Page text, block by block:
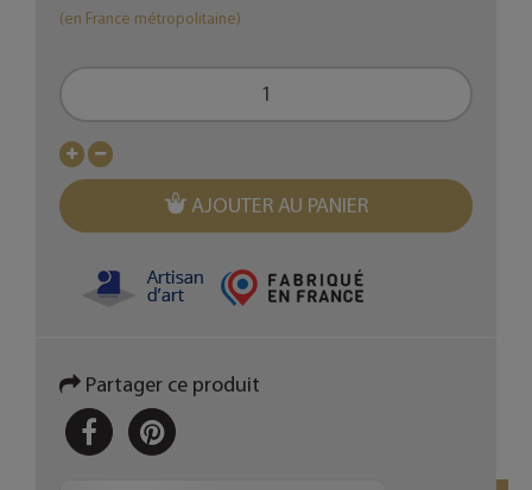
(en France métropolitaine)
AJOUTER AU PANIER
Partager ce produit
PARTAGERPINTEREST